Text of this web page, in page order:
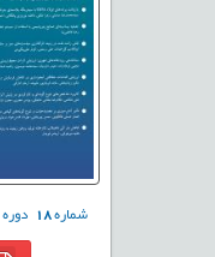
شماره18 دوره